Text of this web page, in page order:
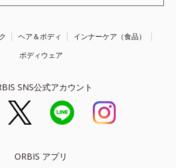
ヘア＆ボディ
インナーケア（食品）
ボディウェア
SNS公式アカウント
ORBIS アプリ